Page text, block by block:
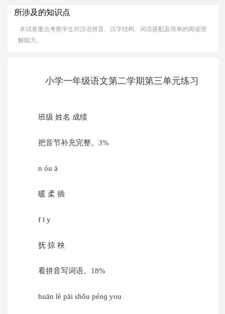
所涉及的知识点
本试卷重点考察学生对汉语拼音、汉字结构、词语搭配及简单的阅读理
解能力。
小学一年级语文第二学期第三单元练习
班级 姓名 成绩
把音节补充完整。3%
n óu ā
暖 柔 插
f l y
抚 掠 秧
看拼音写词语。18%
huān lè pāi shǒu pénɡ you